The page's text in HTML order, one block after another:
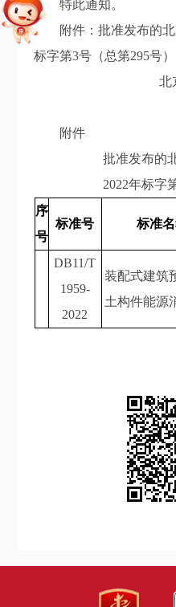
特此通知。
附件：批准发布的
标字第3号（总第295号）
北
附件
批准发布的
2022年标字
序
号
标准号 标准
DB11/T
1959-
2022
装配式建筑
土构件能源